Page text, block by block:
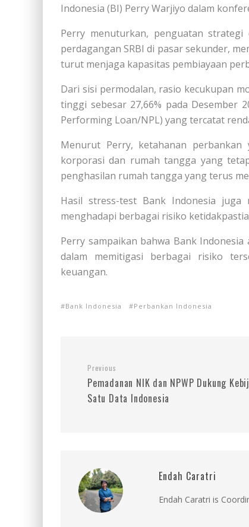
Indonesia (BI) Perry Warjiyo dalam
Perry menuturkan, penguatan
perdagangan SRBI di pasar sekunder,
turut menjaga kapasitas pembiayaan
Dari sisi permodalan, rasio kecukupan
tinggi sebesar 27,66% pada Desember
Performing Loan/NPL) yang tercatat
Menurut Perry, ketahanan
korporasi dan rumah tangga yang
penghasilan rumah tangga yang terus
Hasil stress-test Bank Indonesia
menghadapi berbagai risiko
Perry sampaikan bahwa Bank
dalam memitigasi berbagai risiko
keuangan.
Bank Indonesia Perbankan Indonesia
Previous
Pemadanan NIK dan NPWP Dukung
Satu Data Indonesia
Endah Caratri
Endah Caratri is